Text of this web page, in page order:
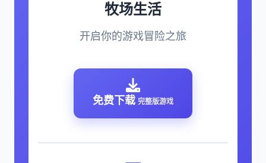
牧场生活
开启你的游戏冒险之旅
免费下载 完整版游戏